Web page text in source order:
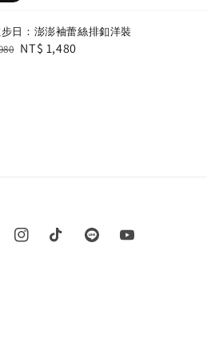
日：澎澎袖蕾絲排釦洋裝
Sale
NT$ 1,480